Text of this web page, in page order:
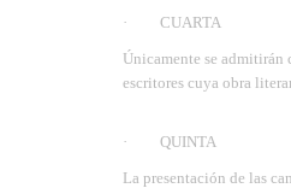
· CUARTA
Únicamente se admitirán
escritores cuya obra
· QUINTA
La presentación de las